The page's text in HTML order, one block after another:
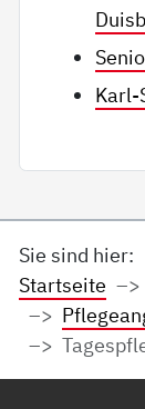
Karl-
Sie sind hier:
Startseite